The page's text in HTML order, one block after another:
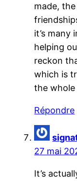
made,
it’s many
helping
reckon
which is
the whole
Répondre
27 mai
It’s